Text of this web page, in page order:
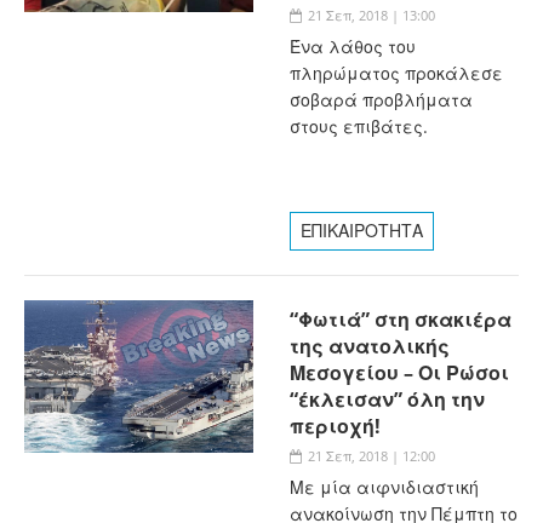
21 Σεπ, 2018 | 13:00
Ένα λάθος του
πληρώματος προκάλεσε
σοβαρά προβλήματα
στους επιβάτες.
ΕΠΙΚΑΙΡΟΤΗΤΑ
“Φωτιά” στη σκακιέρα
της ανατολικής
Μεσογείου – Οι Ρώσοι
“έκλεισαν” όλη την
περιοχή!
21 Σεπ, 2018 | 12:00
Με μία αιφνιδιαστική
ανακοίνωση την Πέμπτη το